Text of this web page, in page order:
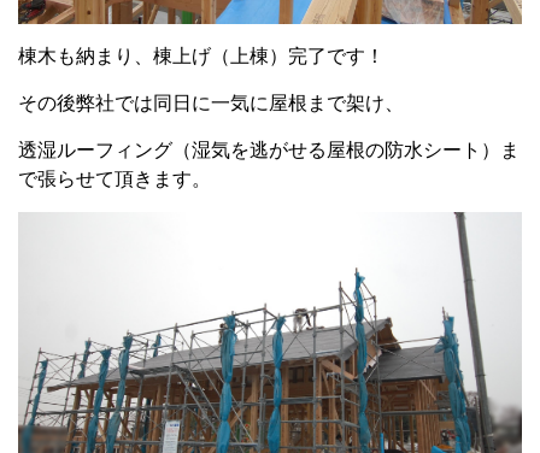
棟木も納まり、棟上げ（上棟）完了です！
その後弊社では同日に一気に屋根まで架け、
透湿ルーフィング（湿気を逃がせる屋根の防水シート）ま
で張らせて頂きます。